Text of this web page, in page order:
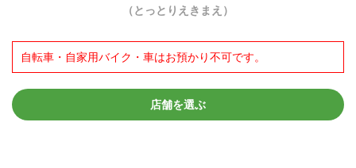
（とっとりえきまえ）
自転車・自家用バイク・車はお預かり不可です。
店舗を選ぶ